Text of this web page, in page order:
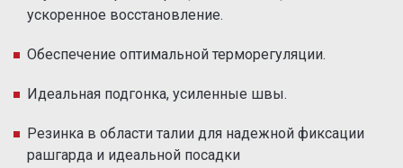
ускоренное восстановление.
Обеспечение оптимальной терморегуляции.
Идеальная подгонка, усиленные швы.
Резинка в области талии для надежной фиксации
рашгарда и идеальной посадки